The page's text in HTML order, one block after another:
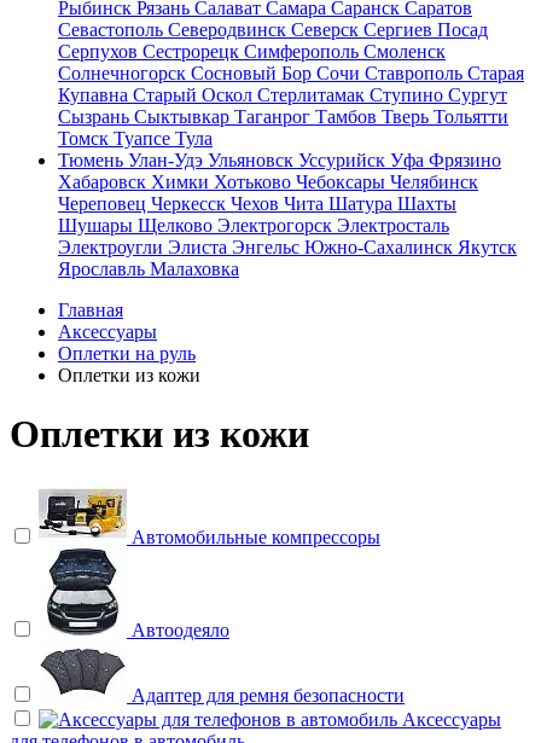
Рыбинск Рязань Салават Самара Саранск Саратов
Севастополь Северодвинск Северск Сергиев Посад
Серпухов Сестрорецк Симферополь Смоленск
Солнечногорск Сосновый Бор Сочи Ставрополь Старая
Купавна Старый Оскол Стерлитамак Ступино Сургут
Сызрань Сыктывкар Таганрог Тамбов Тверь Тольятти
Томск Туапсе Тула
Тюмень Улан-Удэ Ульяновск Уссурийск Уфа Фрязино
Хабаровск Химки Хотьково Чебоксары Челябинск
Череповец Черкесск Чехов Чита Шатура Шахты
Шушары Щелково Электрогорск Электросталь
Электроугли Элиста Энгельс Южно-Сахалинск Якутск
Ярославль Малаховка
Главная
Аксессуары
Оплетки на руль
Оплетки из кожи
Оплетки из кожи
Автомобильные компрессоры
Автоодеяло
Адаптер для ремня безопасности
Аксессуары